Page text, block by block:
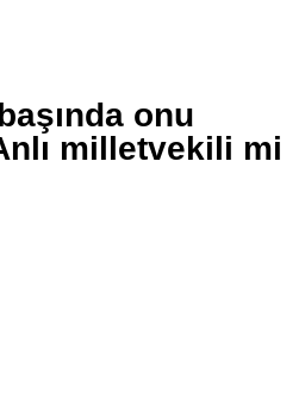
onu
milletvekili mi